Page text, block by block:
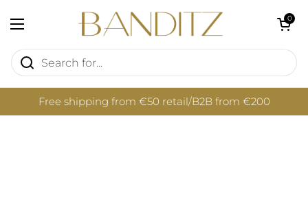
Open menu
Open cart
0
Free shipping from €50 retail/B2B from €200